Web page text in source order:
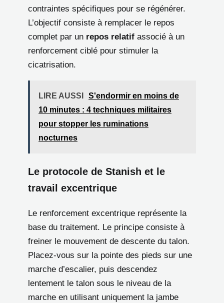
contraintes spécifiques pour se régénérer.
L’objectif consiste à remplacer le repos
complet par un repos relatif associé à un
renforcement ciblé pour stimuler la
cicatrisation.
LIRE AUSSI
S'endormir en moins de
10 minutes : 4 techniques militaires
pour stopper les ruminations
nocturnes
Le protocole de Stanish et le
travail excentrique
Le renforcement excentrique représente la
base du traitement. Le principe consiste à
freiner le mouvement de descente du talon.
Placez-vous sur la pointe des pieds sur une
marche d’escalier, puis descendez
lentement le talon sous le niveau de la
marche en utilisant uniquement la jambe